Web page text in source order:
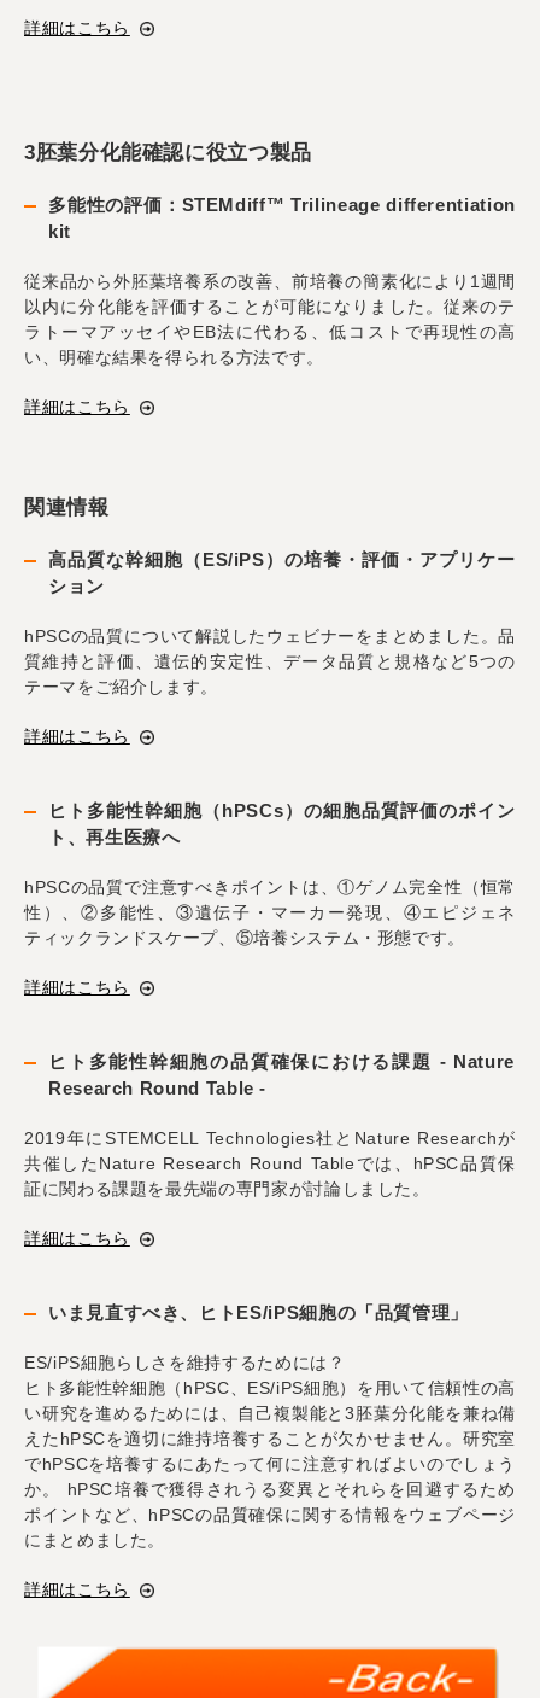
詳細はこちら
3胚葉分化能確認に役立つ製品
多能性の評価：STEMdiff™ Trilineage differentiation
kit
従来品から外胚葉培養系の改善、前培養の簡素化により1週間
以内に分化能を評価することが可能になりました。従来のテ
ラトーマアッセイやEB法に代わる、低コストで再現性の高
い、明確な結果を得られる方法です。
詳細はこちら
関連情報
高品質な幹細胞（ES/iPS）の培養・評価・アプリケー
ション
hPSCの品質について解説したウェビナーをまとめました。品
質維持と評価、遺伝的安定性、データ品質と規格など5つの
テーマをご紹介します。
詳細はこちら
ヒト多能性幹細胞（hPSCs）の細胞品質評価のポイン
ト、再生医療へ
hPSCの品質で注意すべきポイントは、①ゲノム完全性（恒常
性）、②多能性、③遺伝子・マーカー発現、④エピジェネ
ティックランドスケープ、⑤培養システム・形態です。
詳細はこちら
ヒト多能性幹細胞の品質確保における課題 - Nature
Research Round Table -
2019年にSTEMCELL Technologies社とNature Researchが
共催したNature Research Round Tableでは、hPSC品質保
証に関わる課題を最先端の専門家が討論しました。
詳細はこちら
いま見直すべき、ヒトES/iPS細胞の「品質管理」
ES/iPS細胞らしさを維持するためには？
ヒト多能性幹細胞（hPSC、ES/iPS細胞）を用いて信頼性の高
い研究を進めるためには、自己複製能と3胚葉分化能を兼ね備
えたhPSCを適切に維持培養することが欠かせません。研究室
でhPSCを培養するにあたって何に注意すればよいのでしょう
か。 hPSC培養で獲得されうる変異とそれらを回避するため
ポイントなど、hPSCの品質確保に関する情報をウェブページ
にまとめました。
詳細はこちら